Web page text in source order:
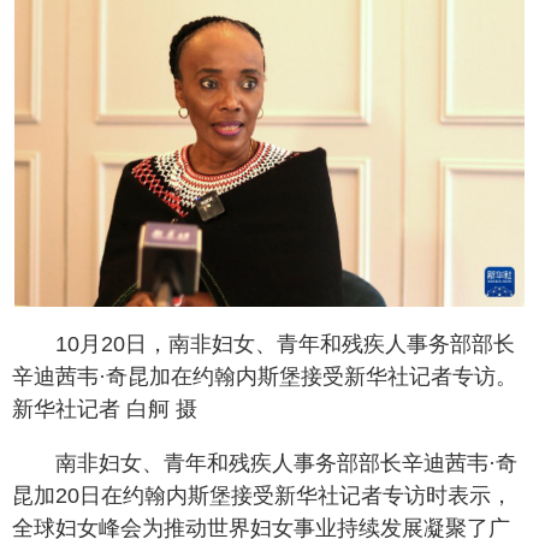
10月20日，南非妇女、青年和残疾人事务部部长
辛迪茜韦·奇昆加在约翰内斯堡接受新华社记者专访。
新华社记者 白舸 摄
南非妇女、青年和残疾人事务部部长辛迪茜韦·奇
昆加20日在约翰内斯堡接受新华社记者专访时表示，
全球妇女峰会为推动世界妇女事业持续发展凝聚了广